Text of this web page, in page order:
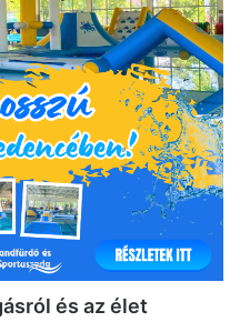
és az élet